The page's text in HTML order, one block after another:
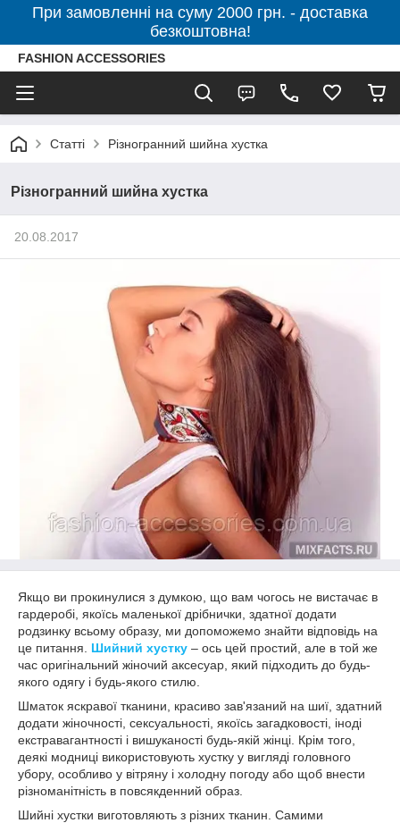
При замовленні на суму 2000 грн. - доставка
безкоштовна!
FASHION ACCESSORIES
Статті Різногранний шийна хустка
Різногранний шийна хустка
20.08.2017
Якщо ви прокинулися з думкою, що вам чогось не вистачає в
гардеробі, якоїсь маленької дрібнички, здатної додати
родзинку всьому образу, ми допоможемо знайти відповідь на
це питання. Шийний хустку – ось цей простий, але в той же
час оригінальний жіночий аксесуар, який підходить до будь-
якого одягу і будь-якого стилю.
Шматок яскравої тканини, красиво зав'язаний на шиї, здатний
додати жіночності, сексуальності, якоїсь загадковості, іноді
екстравагантності і вишуканості будь-якій жінці. Крім того,
деякі модниці використовують хустку у вигляді головного
убору, особливо у вітряну і холодну погоду або щоб внести
різноманітність в повсякденний образ.
Шийні хустки виготовляють з різних тканин. Самими